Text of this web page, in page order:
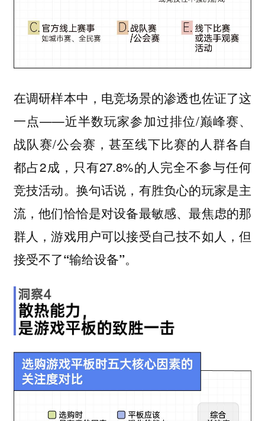
在调研样本中，电竞场景的渗透也佐证了这
一点——近半数玩家参加过排位/巅峰赛、
战队赛/公会赛，甚至线下比赛的人群各自
都占2成，只有27.8%的人完全不参与任何
竞技活动。换句话说， 有胜负心的玩家是主
流，他们恰恰是对设备最敏感、最焦虑的那
群人，游戏用户可以接受自己技不如人，但
接受不了“输给设备”。